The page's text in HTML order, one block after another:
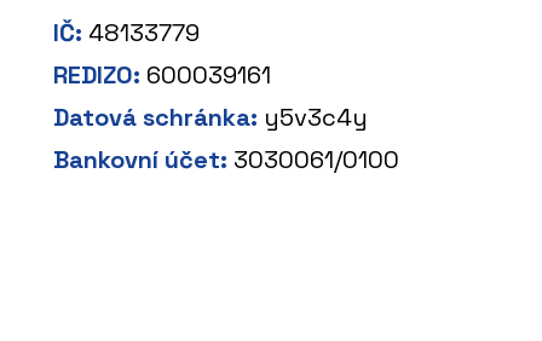
IČ: 48133779
REDIZO: 600039161
Datová schránka: y5v3c4y
Bankovní účet: 3030061/0100